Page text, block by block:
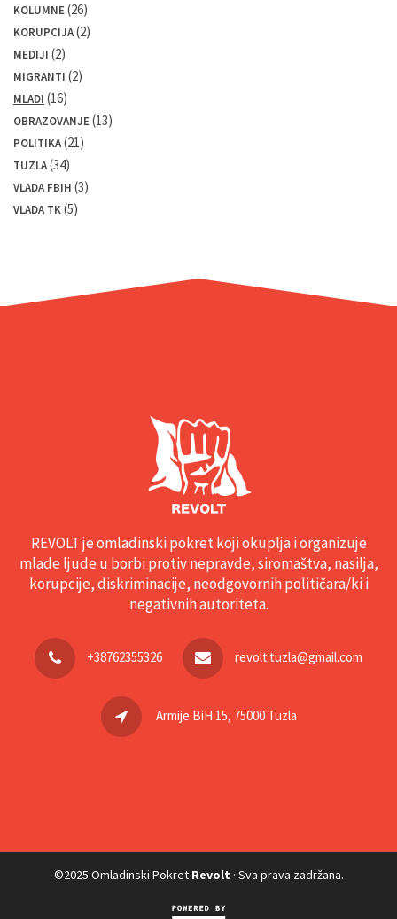
KOLUMNE(26)
KORUPCIJA(2)
MEDIJI (2)
MIGRANTI (2)
MLADI (16)
OBRAZOVANJE(13)
POLITIKA(21)
TUZLA(34)
VLADA FBIH (3)
VLADA TK(5)
REVOLT je omladinski pokret koji okuplja i organizuje
mlade ljude u borbi protiv nepravde, siromaštva, nasilja,
korupcije, diskriminacije, neodgovornih političara/ki i
negativnih autoriteta.
+38762355326 revolt.tuzla@gmail.com
Armije BiH 15, 75000 Tuzla
©2025 Omladinski Pokret Revolt · Sva prava zadržana.